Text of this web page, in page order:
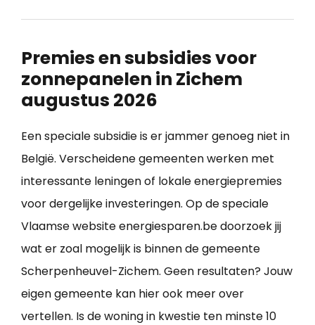
Premies en subsidies voor
zonnepanelen in Zichem
augustus 2026
Een speciale subsidie is er jammer genoeg niet in
België. Verscheidene gemeenten werken met
interessante leningen of lokale energiepremies
voor dergelijke investeringen. Op de speciale
Vlaamse website energiesparen.be doorzoek jij
wat er zoal mogelijk is binnen de gemeente
Scherpenheuvel-Zichem. Geen resultaten? Jouw
eigen gemeente kan hier ook meer over
vertellen. Is de woning in kwestie ten minste 10